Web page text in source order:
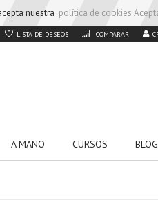
nuestra política de cookies
LISTA DE DESEOS COMPARAR
A MANO CURSOS BLOG